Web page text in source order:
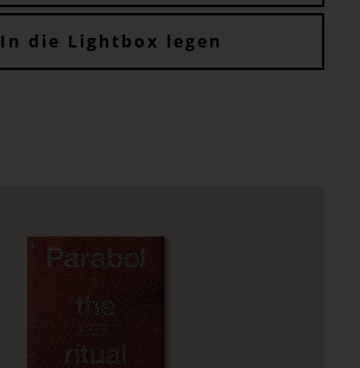
In die Lightbox legen